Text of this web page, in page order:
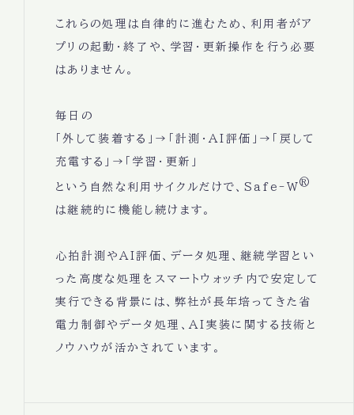
これらの処理は自律的に進むため、利用者がア
プリの起動・終了や、学習・更新操作を行う必要
はありません。
毎日の
「外して装着する」→「計測・AI評価」→「戻して
充電する」→「学習・更新」
という自然な利用サイクルだけで、Safe-W®
は継続的に機能し続けます。
心拍計測やAI評価、データ処理、継続学習とい
った高度な処理をスマートウォッチ内で安定して
実行できる背景には、弊社が長年培ってきた省
電力制御やデータ処理、AI実装に関する技術と
ノウハウが活かされています。